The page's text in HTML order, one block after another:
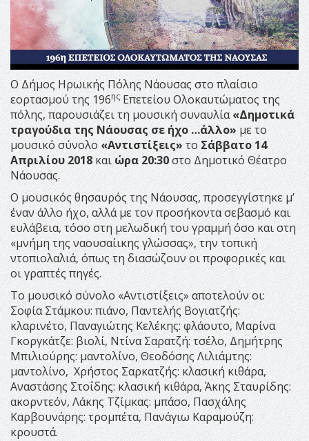
Ο Δήμος Ηρωικής Πόλης Νάουσας στο πλαίσιο
εορτασμού της 196ης Επετείου Ολοκαυτώματος της
πόλης, παρουσιάζει τη μουσική συναυλία«Δημοτικά
τραγούδια της Νάουσας σε ήχο …άλλο» με το
μουσικό σύνολο «Αντιστίξεις» τοΣάββατο 14
Απριλίου 2018 καιώρα 20:30στο Δημοτικό Θέατρο
Νάουσας.
Ο μουσικός θησαυρός της Νάουσας, προσεγγίστηκε μ’
έναν άλλο ήχο, αλλά με τον προσήκοντα σεβασμό και
ευλάβεια, τόσο στη μελωδική του γραμμή όσο και στη
«μνήμη της ναουσαίικης γλώσσας», την τοπική
ντοπιολαλιά, όπως τη διασώζουν οι προφορικές και
οι γραπτές πηγές.
Το μουσικό σύνολο «Αντιστίξεις» αποτελούν οι:
Σοφία Στάμκου: πιάνο, Παντελής Βογιατζής:
κλαρινέτο, Παναγιώτης Κελέκης: φλάουτο, Μαρίνα
Γκοργκάτζε: βιολί, Ντίνα Σαρατζή: τσέλο, Δημήτρης
Μπιλιούρης: μαντολίνο, Θεοδόσης Λιλιάμτης:
μαντολίνο, Χρήστος Σαρκατζής: κλασική κιθάρα,
Αναστάσης Στοΐδης: κλασική κιθάρα, Άκης Σταυρίδης:
ακορντεόν, Λάκης Τζίμκας: μπάσο, Πασχάλης
Καρβουνάρης: τρομπέτα, Πανάγιω Καραμούζη:
κρουστά.